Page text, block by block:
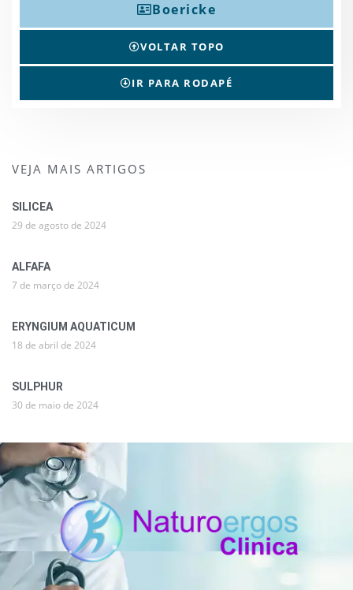
Boericke
VOLTAR TOPO
IR PARA RODAPÉ
VEJA MAIS ARTIGOS
SILICEA
29 de agosto de 2024
ALFAFA
7 de março de 2024
ERYNGIUM AQUATICUM
18 de abril de 2024
SULPHUR
30 de maio de 2024